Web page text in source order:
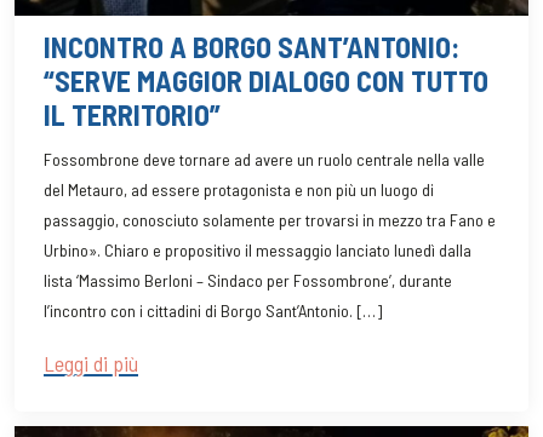
INCONTRO A BORGO SANT’ANTONIO:
“SERVE MAGGIOR DIALOGO CON TUTTO
IL TERRITORIO”
Fossombrone deve tornare ad avere un ruolo centrale nella valle
del Metauro, ad essere protagonista e non più un luogo di
passaggio, conosciuto solamente per trovarsi in mezzo tra Fano e
Urbino». Chiaro e propositivo il messaggio lanciato lunedì dalla
lista ‘Massimo Berloni – Sindaco per Fossombrone’, durante
l’incontro con i cittadini di Borgo Sant’Antonio. […]
Leggi di più